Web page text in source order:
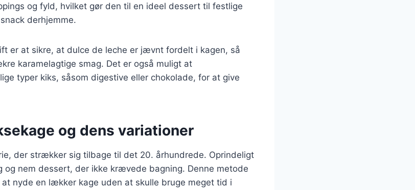
og fyld, hvilket gør den til en ideel dessert til festlige
derhjemme.
er at sikre, at dulce de leche er jævnt fordelt i kagen, så
karamelagtige smag. Det er også muligt at
typer kiks, såsom digestive eller chokolade, for at give
og dens variationer
der strækker sig tilbage til det 20. århundrede. Oprindeligt
og nem dessert, der ikke krævede bagning. Denne metode
nyde en lækker kage uden at skulle bruge meget tid i